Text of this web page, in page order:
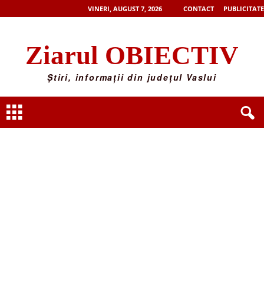
VINERI, AUGUST 7, 2026 CONTACT PUBLICITATE
Ziarul OBIECTIV
Știri, informații din județul Vaslui